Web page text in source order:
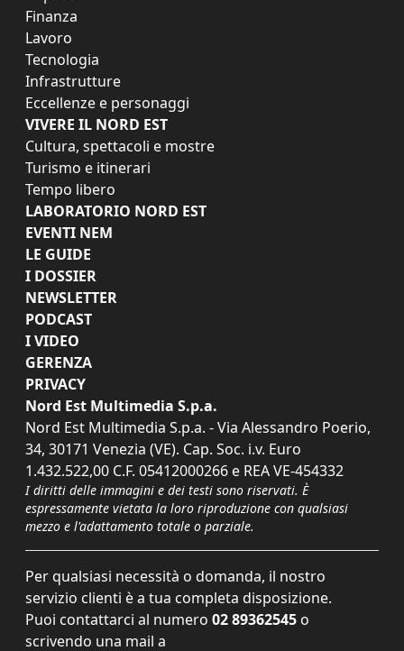
Finanza
Lavoro
Tecnologia
Infrastrutture
Eccellenze e personaggi
VIVERE IL NORD EST
Cultura, spettacoli e mostre
Turismo e itinerari
Tempo libero
LABORATORIO NORD EST
EVENTI NEM
LE GUIDE
I DOSSIER
NEWSLETTER
PODCAST
I VIDEO
GERENZA
PRIVACY
Nord Est Multimedia S.p.a.
Nord Est Multimedia S.p.a. - Via Alessandro Poerio,
34, 30171 Venezia (VE). Cap. Soc. i.v. Euro
1.432.522,00 C.F. 05412000266 e REA VE-454332
I diritti delle immagini e dei testi sono riservati. È
espressamente vietata la loro riproduzione con qualsiasi
mezzo e l'adattamento totale o parziale.
Per qualsiasi necessità o domanda, il nostro
servizio clienti è a tua completa disposizione.
Puoi contattarci al numero 02 89362545 o
scrivendo una mail a